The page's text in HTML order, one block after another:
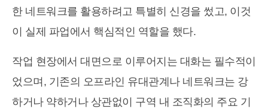
한 네트워크를 활용하려고 특별히 신경을 썼고, 이것
이 실제 파업에서 핵심적인 역할을 했다.
작업 현장에서 대면으로 이루어지는 대화는 필수적이
었으며, 기존의 오프라인 유대관계나 네트워크는 강
하거나 약하거나 상관없이 구역 내 조직화의 주요 기